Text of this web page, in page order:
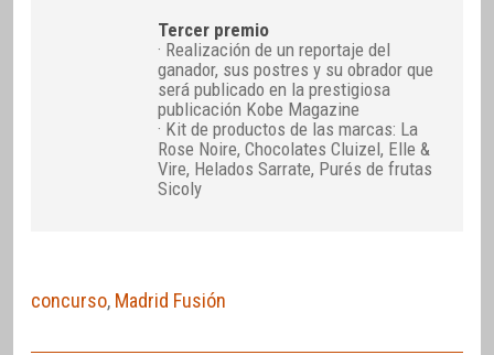
Tercer premio
· Realización de un reportaje del
ganador, sus postres y su obrador que
será publicado en la prestigiosa
publicación Kobe Magazine
· Kit de productos de las marcas: La
Rose Noire, Chocolates Cluizel, Elle &
Vire, Helados Sarrate, Purés de frutas
Sicoly
concurso, Madrid Fusión